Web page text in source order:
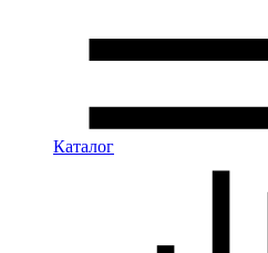
Каталог